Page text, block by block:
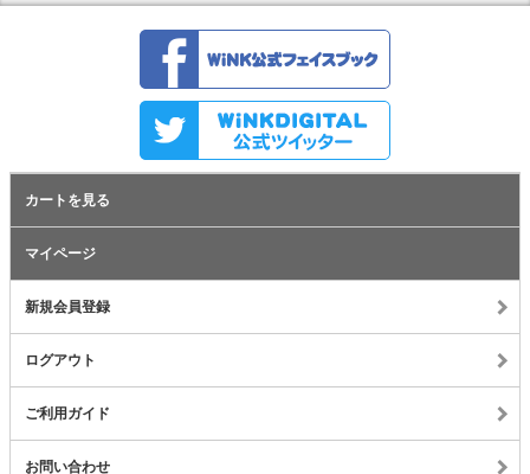
カートを見る
マイページ
新規会員登録
ログアウト
ご利用ガイド
お問い合わせ